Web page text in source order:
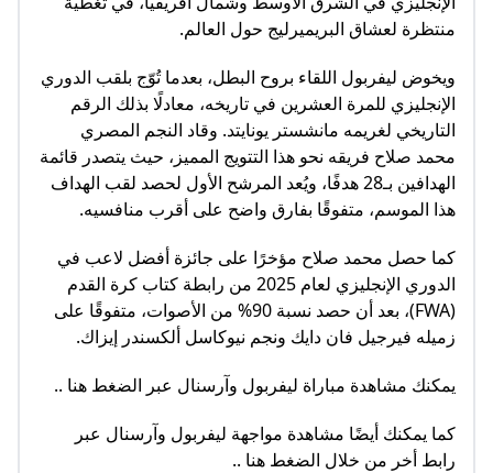
منتظرة لعشاق البريميرليج حول العالم.
ويخوض ليفربول اللقاء بروح البطل، بعدما تُوّج بلقب الدوري
الإنجليزي للمرة العشرين في تاريخه، معادلًا بذلك الرقم
التاريخي لغريمه مانشستر يونايتد. وقاد النجم المصري
محمد صلاح فريقه نحو هذا التتويج المميز، حيث يتصدر قائمة
الهدافين بـ28 هدفًا، ويُعد المرشح الأول لحصد لقب الهداف
هذا الموسم، متفوقًا بفارق واضح على أقرب منافسيه.
كما حصل محمد صلاح مؤخرًا على جائزة أفضل لاعب في
الدوري الإنجليزي لعام 2025 من رابطة كتاب كرة القدم
(FWA)، بعد أن حصد نسبة 90% من الأصوات، متفوقًا على
زميله فيرجيل فان دايك ونجم نيوكاسل ألكسندر إيزاك.
يمكنك مشاهدة مباراة ليفربول وآرسنال عبر الضغط هنا ..
كما يمكنك أيضًا مشاهدة مواجهة ليفربول وآرسنال عبر
رابط أخر من خلال الضغط هنا ..